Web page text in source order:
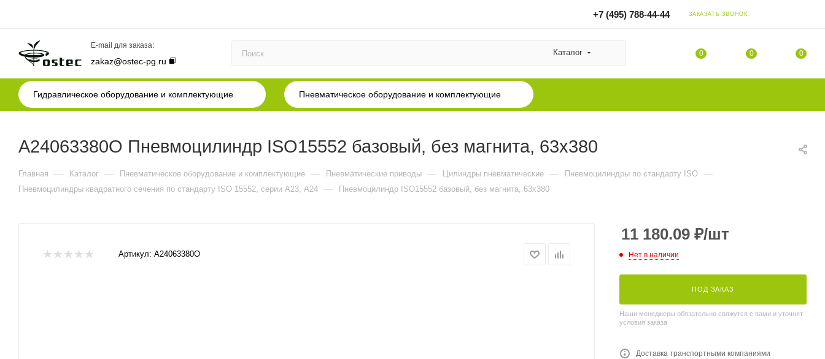
+7 (495) 788-44-44 ЗАКАЗАТЬ ЗВОНОК
E-mail для заказа:
zakaz@ostec-pg.ru
Каталог 0 0 0
Гидравлическое оборудование и комплектующие Пневматическое оборудование и комплектующие
A24063380O Пневмоцилиндр ISO15552 базовый, без магнита, 63x380
Главная — Каталог — Пневматическое оборудование и комплектующие — Пневматические приводы — Цилиндры пневматические — Пневмоцилиндры по стандарту ISO —
Пневмоцилиндры квадратного сечения по стандарту ISO 15552, серии А23, А24 — Пневмоцилиндр ISO15552 базовый, без магнита, 63x380
Артикул: A24063380O
11 180.09 ₽/шт
Нет в наличии
ПОД ЗАКАЗ
Наши менеджеры обязательно свяжутся с вами и уточнят
условия заказа
Доставка транспортными компаниями